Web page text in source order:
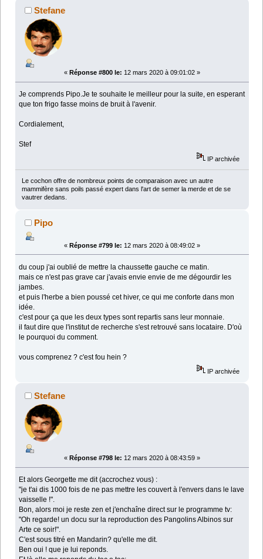
Stefane
« Réponse #800 le: 12 mars 2020 à 09:01:02 »
Je comprends Pipo.Je te souhaite le meilleur pour la suite, en esperant
que ton frigo fasse moins de bruit à l'avenir.
Cordialement,
Stef
IP archivée
Le cochon offre de nombreux points de comparaison avec un autre
mammifère sans poils passé expert dans l'art de semer la merde et de se
vautrer dedans.
Pipo
« Réponse #799 le: 12 mars 2020 à 08:49:02 »
du coup j'ai oublié de mettre la chaussette gauche ce matin.
mais ce n'est pas grave car j'avais envie envie de me dégourdir les
jambes.
et puis l'herbe a bien poussé cet hiver, ce qui me conforte dans mon
idée.
c'est pour ça que les deux types sont repartis sans leur monnaie.
il faut dire que l'institut de recherche s'est retrouvé sans locataire. D'où
le pourquoi du comment.
vous comprenez ? c'est fou hein ?
IP archivée
Stefane
« Réponse #798 le: 12 mars 2020 à 08:43:59 »
Et alors Georgette me dit (accrochez vous) :
"je t'ai dis 1000 fois de ne pas mettre les couvert à l'envers dans le lave
vaisselle !".
Bon, alors moi je reste zen et j'enchaîne direct sur le programme tv:
"Oh regarde! un docu sur la reproduction des Pangolins Albinos sur
Arte ce soir!".
C'est sous titré en Mandarin? qu'elle me dit.
Ben oui ! que je lui reponds.